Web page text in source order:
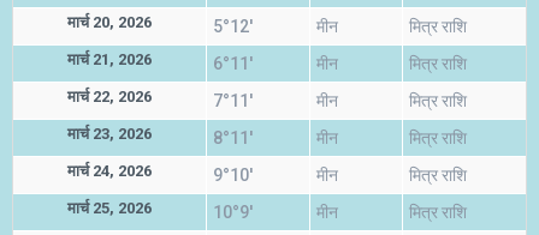
मार्च 20, 2026 5°12' मीन मित्र राशि
मार्च 21, 2026 6°11' मीन मित्र राशि
मार्च 22, 2026 7°11' मीन मित्र राशि
मार्च 23, 2026 8°11' मीन मित्र राशि
मार्च 24, 2026 9°10' मीन मित्र राशि
मार्च 25, 2026 10°9' मीन मित्र राशि